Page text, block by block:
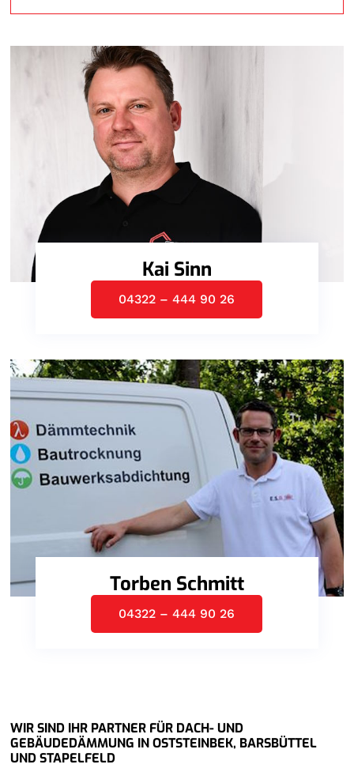
Kai Sinn
04322 – 444 90 26
Torben Schmitt
04322 – 444 90 26
WIR SIND IHR PARTNER FÜR DACH- UND
GEBÄUDEDÄMMUNG IN OSTSTEINBEK, BARSBÜTTEL
UND STAPELFELD